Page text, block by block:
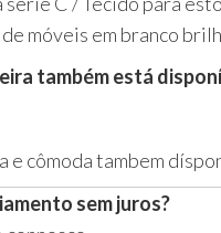
móveis em branco
também está
e cômoda tambem
sem juros?